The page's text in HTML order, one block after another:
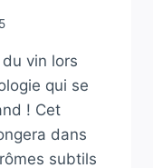
du vin lors
qui se
! Cet
dans
subtils